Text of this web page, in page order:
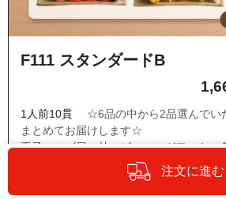
F111 スタンダードB
1人前10貫
☆6品の中から2品選んでい
まとめてお届けします☆
玉子・ツブ貝・甘エビ・エンガワ・トロ
・ネタの変更はできません。
・『オプションの設定・商品詳細へ』か
をお選びください。
注文に進む